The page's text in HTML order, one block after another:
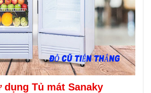
Tủ mát Sanaky